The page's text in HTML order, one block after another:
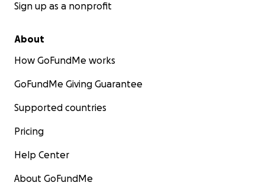
Sign up as a nonprofit
About
How GoFundMe works
GoFundMe Giving Guarantee
Supported countries
Pricing
Help Center
About GoFundMe